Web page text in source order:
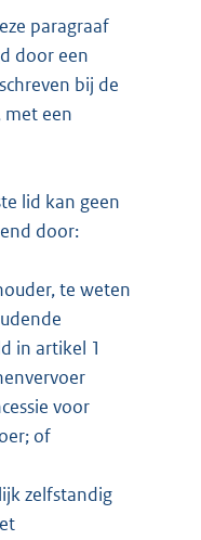
paragraaf
door een
bij de
met een
lid kan geen
door:
te weten
in artikel 1
voor
of
zelfstandig